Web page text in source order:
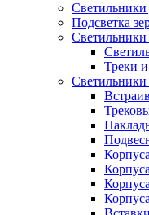
Светильники
Подсветка
Треки